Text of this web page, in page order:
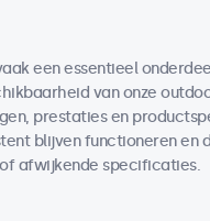
een essentieel
van onze
prestaties en
blijven functioneren en
afwijkende specificaties.